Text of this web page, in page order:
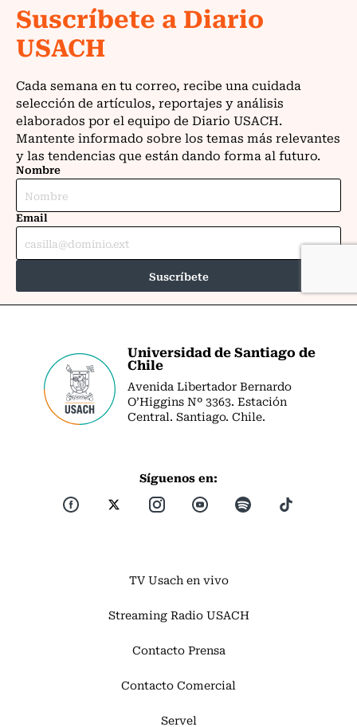
Universidad de Santiago de
Chile
Avenida Libertador Bernardo
O’Higgins Nº 3363. Estación
Central. Santiago. Chile.
Síguenos en:
TV Usach en vivo
Streaming Radio USACH
Contacto Prensa
Contacto Comercial
Servel